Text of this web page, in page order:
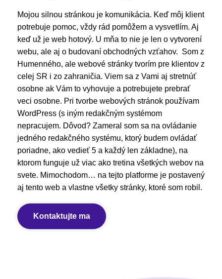
Mojou silnou stránkou je komunikácia. Keď môj klient
potrebuje pomoc, vždy rád pomôžem a vysvetlím. Aj
keď už je web hotový. U mňa to nie je len o vytvorení
webu, ale aj o budovaní obchodných vzťahov. Som z
Humenného, ale webové stránky tvorím pre klientov z
celej SR i zo zahraničia. Viem sa z Vami aj stretnúť
osobne ak Vám to vyhovuje a potrebujete prebrať
veci osobne. Pri tvorbe webových stránok používam
WordPress (s iným redakčným systémom
nepracujem. Dôvod? Zameral som sa na ovládanie
jedného redakčného systému, ktorý budem ovládať
poriadne, ako vedieť 5 a každý len základne), na
ktorom funguje už viac ako tretina všetkých webov na
svete. Mimochodom… na tejto platforme je postavený
aj tento web a vlastne všetky stránky, ktoré som robil.
Kontaktujte ma